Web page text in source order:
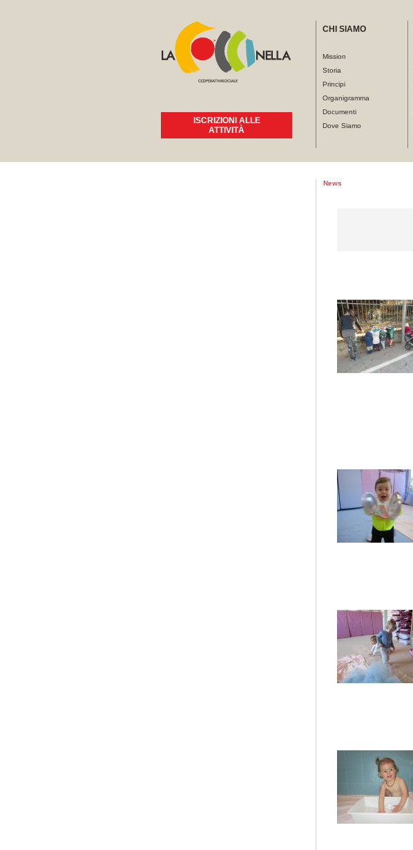
ISCRIZIONI ALLE
ATTIVITÀ
CHI SIAMO
Mission
Storia
Principi
Organigramma
Documenti
Dove Siamo
Tu sei qui
News